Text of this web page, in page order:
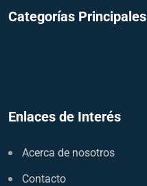
Categorías Principales
Enlaces de Interés
Acerca de nosotros
Contacto